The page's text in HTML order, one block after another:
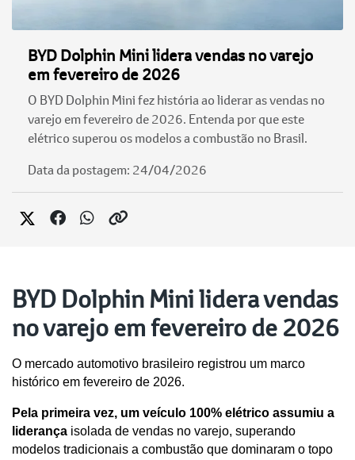
BYD Dolphin Mini lidera vendas no varejo
em fevereiro de 2026
O BYD Dolphin Mini fez história ao liderar as vendas no
varejo em fevereiro de 2026. Entenda por que este
elétrico superou os modelos a combustão no Brasil.
Data da postagem: 24/04/2026
BYD Dolphin Mini lidera vendas
no varejo em fevereiro de 2026
O mercado automotivo brasileiro registrou um marco
histórico em fevereiro de 2026.
Pela primeira vez, um veículo 100% elétrico assumiu a
liderança isolada de vendas no varejo, superando
modelos tradicionais a combustão que dominaram o topo